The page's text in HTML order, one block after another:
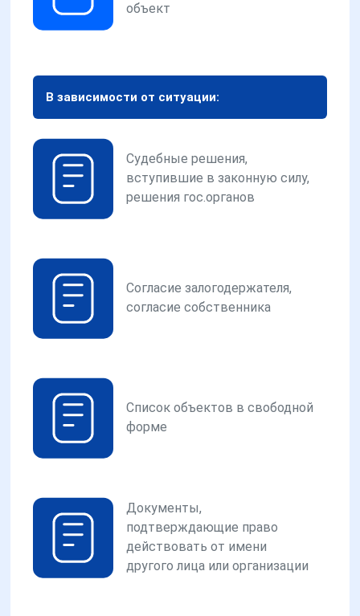
объект
В зависимости от ситуации:
Судебные решения,
вступившие в законную силу,
решения гос.органов
Согласие залогодержателя,
согласие собственника
Список объектов в свободной
форме
Документы,
подтверждающие право
действовать от имени
другого лица или организации